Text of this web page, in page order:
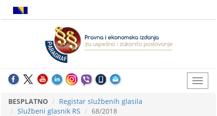
BESPLATNO
Registar službenih glasila
Službeni glasnik RS
68/2018